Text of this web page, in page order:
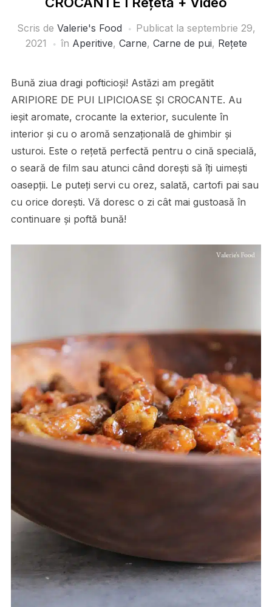
Scris de Valerie's Food Publicat la septembrie 29,
2021
în Aperitive, Carne, Carne de pui, Rețete
Bună ziua dragi pofticioși! Astăzi am pregătit
ARIPIORE DE PUI LIPICIOASE ȘI CROCANTE. Au
ieșit aromate, crocante la exterior, suculente în
interior și cu o aromă senzațională de ghimbir și
usturoi. Este o rețetă perfectă pentru o cină specială,
o seară de film sau atunci când dorești să îți uimești
oasepții. Le puteți servi cu orez, salată, cartofi pai sau
cu orice dorești. Vă doresc o zi cât mai gustoasă în
continuare și poftă bună!